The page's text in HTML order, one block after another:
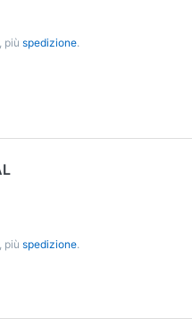
più spedizione.
più spedizione.